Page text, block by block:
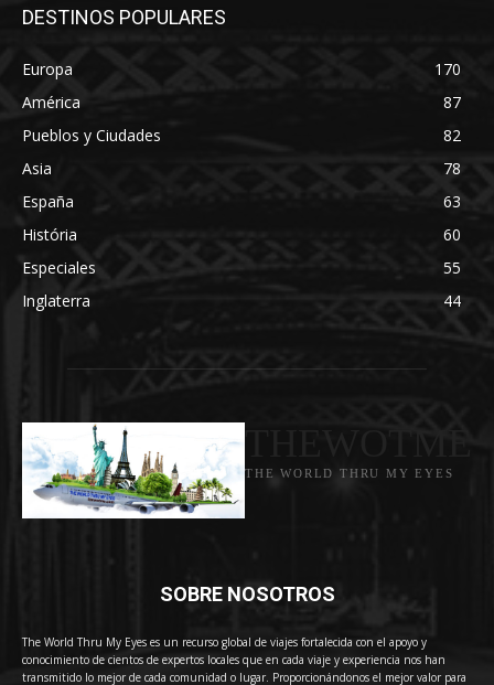
DESTINOS POPULARES
Europa
170
América
87
Pueblos y Ciudades
82
Asia
78
España
63
História
60
Especiales
55
Inglaterra
44
THE WORLD THRU MY EYES
SOBRE NOSOTROS
The World Thru My Eyes es un recurso global de viajes fortalecida con el apoyo y
conocimiento de cientos de expertos locales que en cada viaje y experiencia nos han
transmitido lo mejor de cada comunidad o lugar. Proporcionándonos el mejor valor para